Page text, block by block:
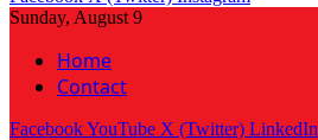
Sunday, August 9
Home
Contact
FacebookYouTube X (Twitter) LinkedIn